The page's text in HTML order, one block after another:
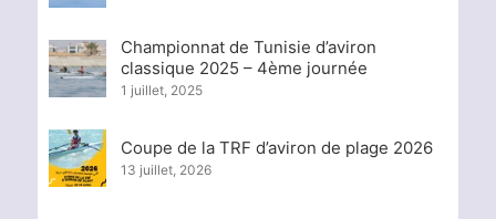
Championnat de Tunisie d’aviron
classique 2025 – 4ème journée
1 juillet, 2025
Coupe de la TRF d’aviron de plage 2026
13 juillet, 2026